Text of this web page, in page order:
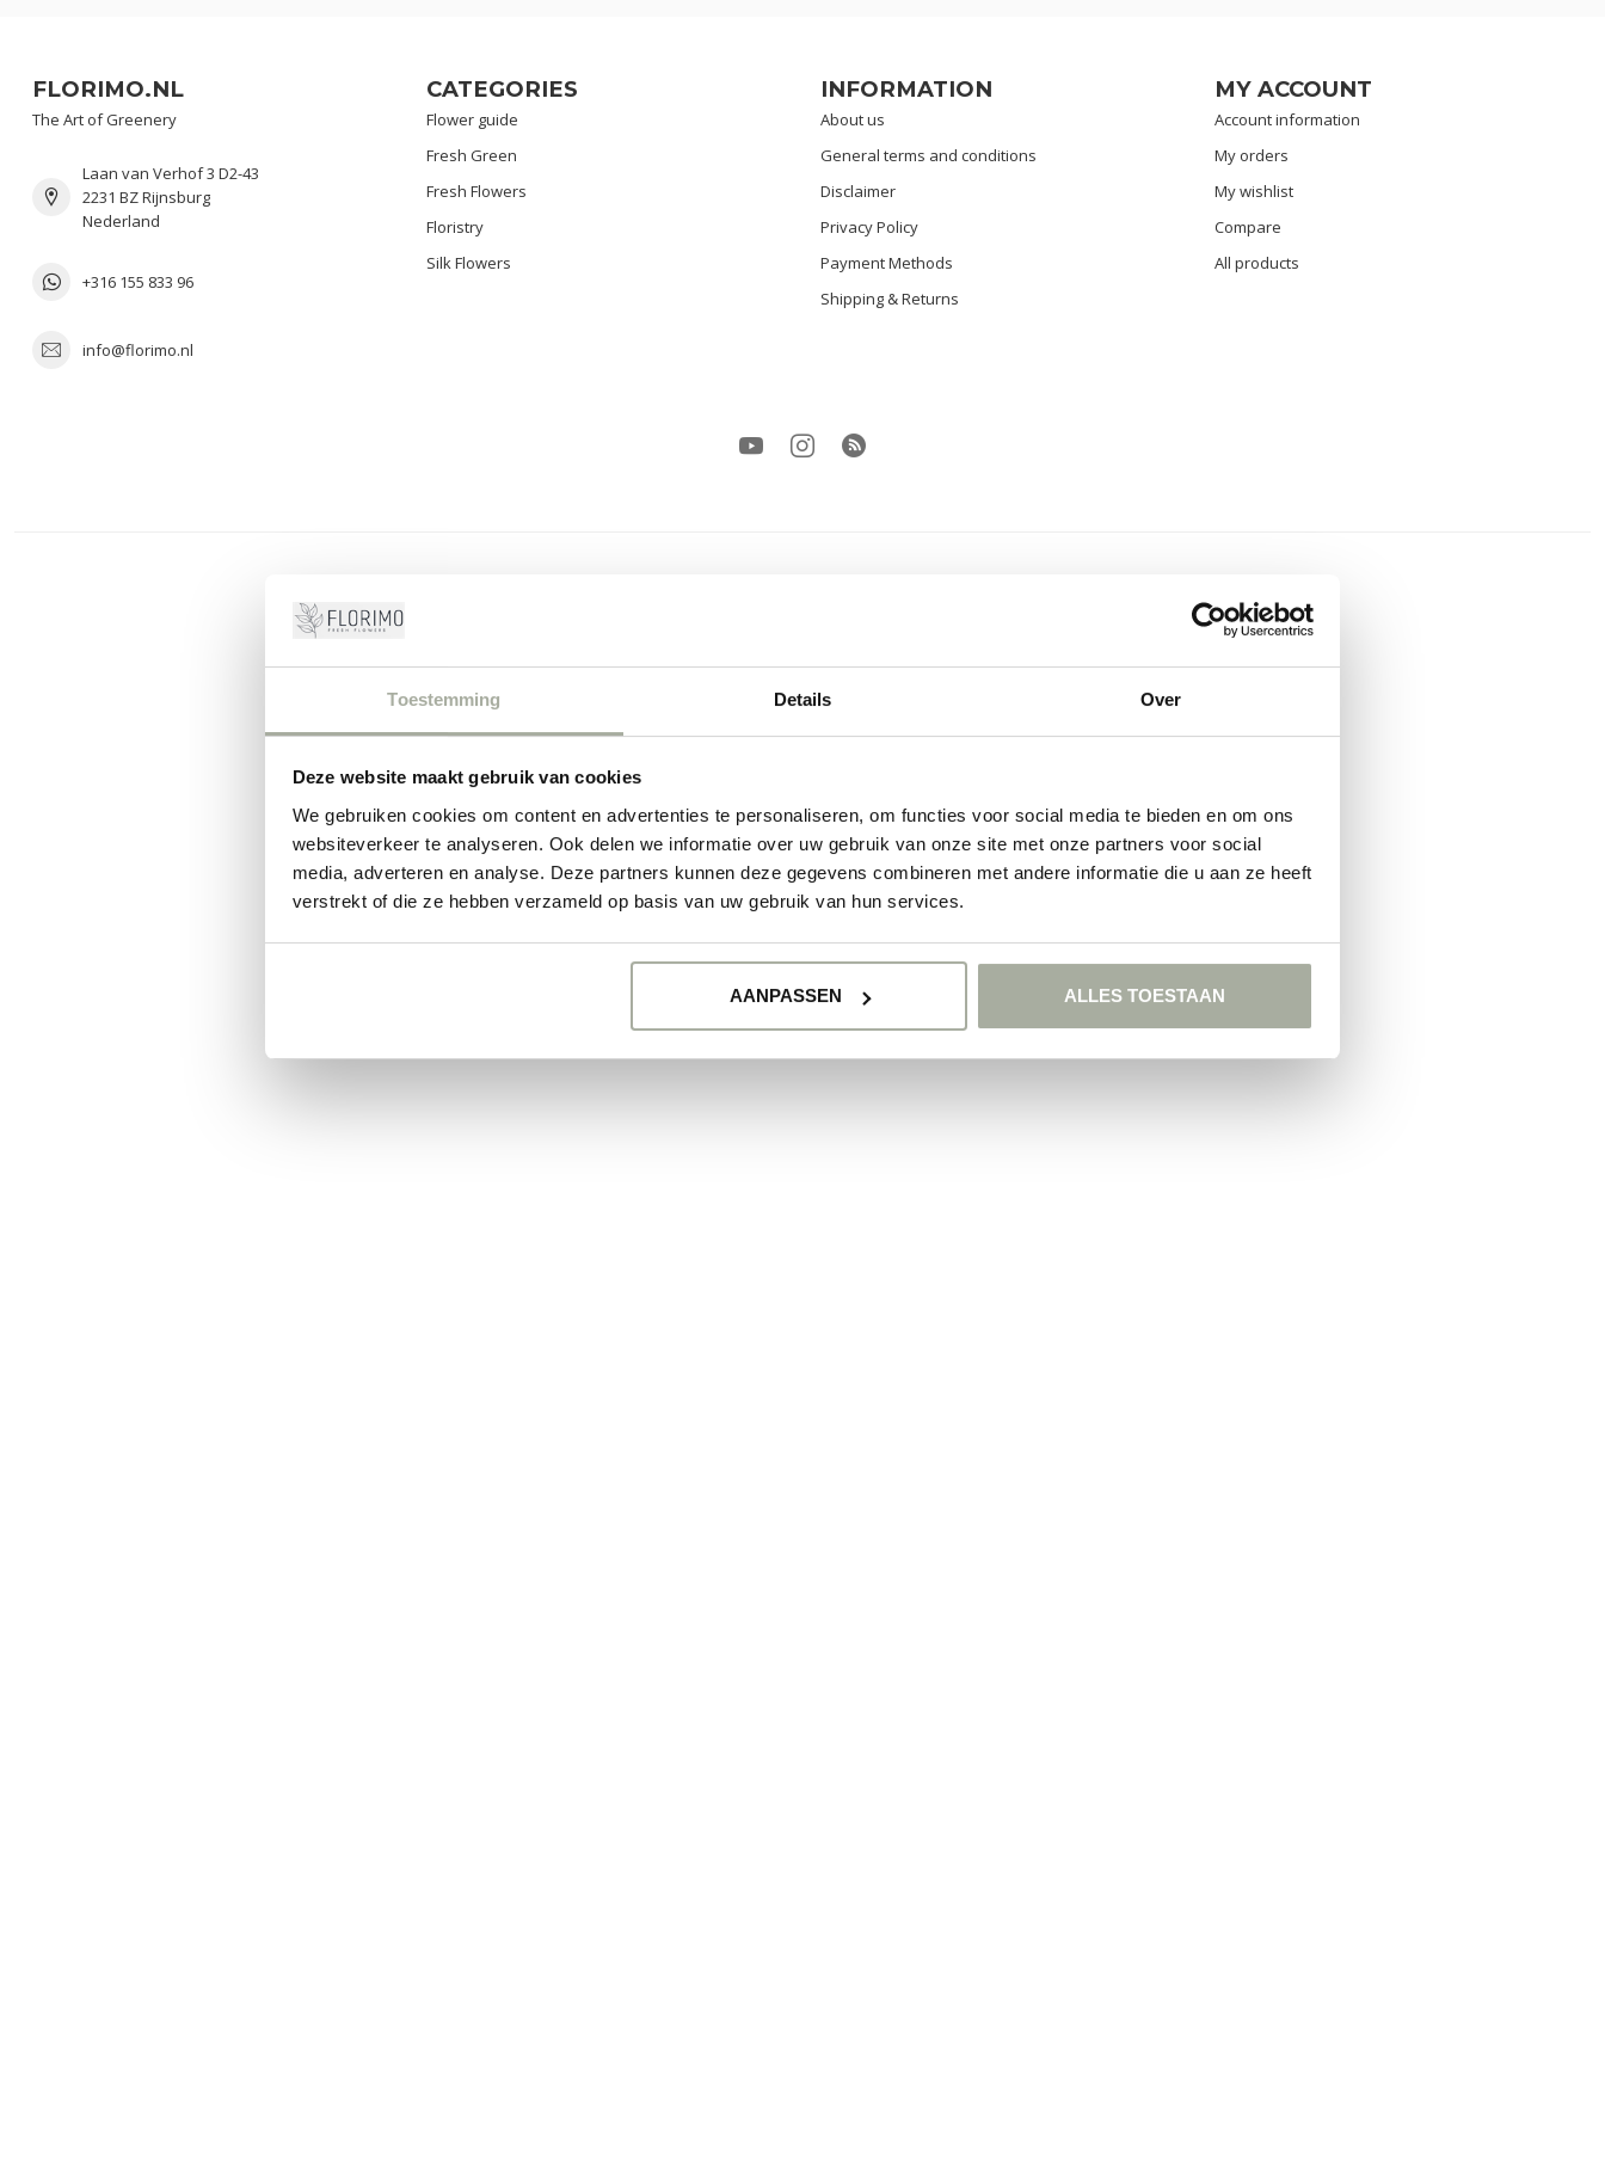
Toestemming Details Over
Deze website maakt gebruik van cookies
We gebruiken cookies om content en advertenties te personaliseren, om functies voor social media te bieden en om ons
websiteverkeer te analyseren. Ook delen we informatie over uw gebruik van onze site met onze partners voor social
media, adverteren en analyse. Deze partners kunnen deze gegevens combineren met andere informatie die u aan ze heeft
verstrekt of die ze hebben verzameld op basis van uw gebruik van hun services.
AANPASSEN ALLES TOESTAAN
FLORIMO.NL
The Art of Greenery
Laan van Verhof 3 D2-43
2231 BZ Rijnsburg
Nederland
+316 155 833 96
info@florimo.nl
CATEGORIES
Flower guide
Fresh Green
Fresh Flowers
Floristry
Silk Flowers
INFORMATION
About us
General terms and conditions
Disclaimer
Privacy Policy
Payment Methods
Shipping & Returns
MY ACCOUNT
Account information
My orders
My wishlist
Compare
All products